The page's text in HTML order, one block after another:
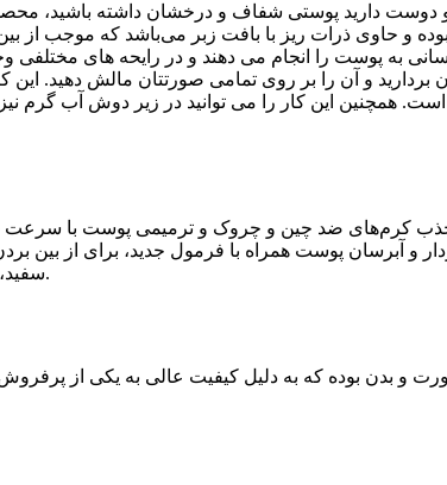
دارید پوستی شفاف و درخشان داشته باشید،
بوده و حاوی ذرات ریز با بافت زبر می‌باشد که موجب
به پوست را انجام می دهند و در رایحه های مختلفی
بردارید و آن را بر روی تمامی صورتتان مالش دهید.
دادن کافی است. همچنین این کار را می توانید در زیر
جذب کرم‌های ضد چین و چروک و ترمیمی پوست با سرعت
و آبرسان پوست همراه با فرمول جدید، برای از
سفید، روشن و شفاف و زیبا می‌کند. اسکراب شنی مکس لیدی دارای حجم 300 و 600 میلی‌لیتر می‌باشد.